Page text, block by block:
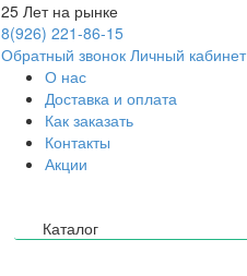
25 Лет на рынке
8(926) 221-86-15
Обратный звонок Личный кабинет
О нас
Доставка и оплата
Как заказать
Контакты
Акции
Каталог